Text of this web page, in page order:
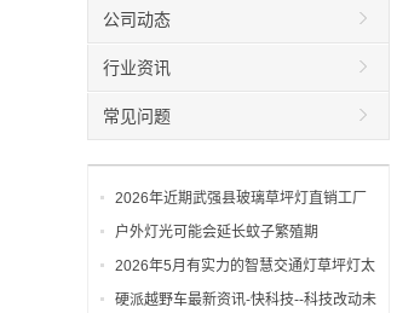
公司动态
行业资讯
常见问题
2026年近期武强县玻璃草坪灯直销工厂
选型指南：为何武强工
户外灯光可能会延长蚊子繁殖期
2026年5月有实力的智慧交通灯草坪灯太
阳能路灯厂家推荐深圳市凯雅照明有限公
硬派越野车最新资讯-快科技--科技改动未